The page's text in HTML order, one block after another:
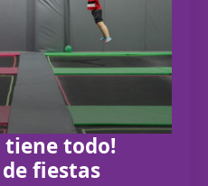
tiene todo!
fiestas